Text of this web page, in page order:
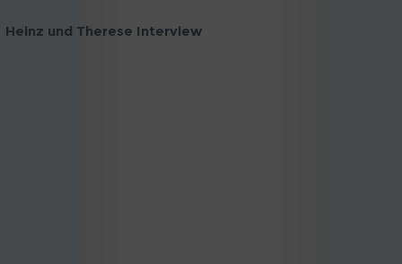
Heinz und Therese Interview